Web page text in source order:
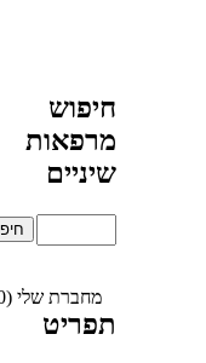
חיפוש
מרפאות
שיניים
מחברת שלי (0)
תפריט